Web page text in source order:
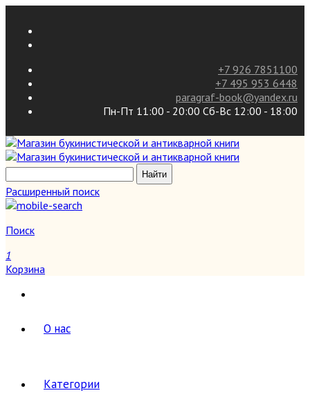
+7 926 7851100
+7 495 953 6448
paragraf-book@yandex.ru
Пн-Пт 11:00 - 20:00 Сб-Вс 12:00 - 18:00
Расширенный поиск
Поиск
1
Корзина
О нас
Категории